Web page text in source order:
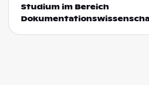
Studium im Bereich